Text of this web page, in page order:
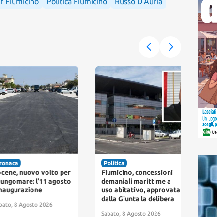
nuovo volto per
l’11 agosto
8 Agosto 2026
Politica
Fiumicino, concessioni
demaniali marittime a
uso abitativo, approvata
dalla Giunta la delibera
Sabato, 8 Agosto 2026
con